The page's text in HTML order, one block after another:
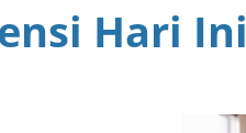
Hari Ini